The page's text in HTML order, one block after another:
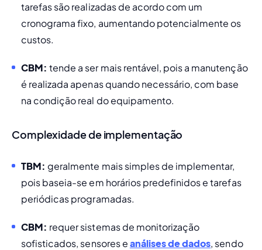
tarefas são realizadas de acordo com um
cronograma fixo, aumentando potencialmente os
custos.
CBM: tende a ser mais rentável, pois a manutenção
é realizada apenas quando necessário, com base
na condição real do equipamento.
Complexidade de implementação
TBM: geralmente mais simples de implementar,
pois baseia-se em horários predefinidos e tarefas
periódicas programadas.
CBM: requer sistemas de monitorização
sofisticados, sensores e análises de dados, sendo